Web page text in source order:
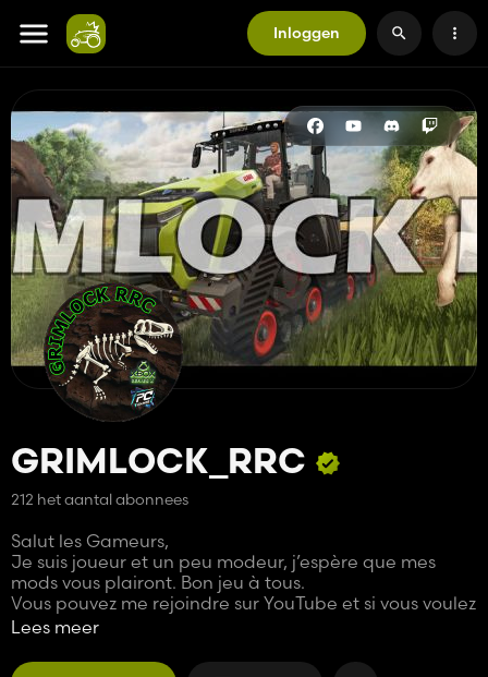
Inloggen
GRIMLOCK_RRC
212 het aantal abonnees
Salut les Gameurs,
Je suis joueur et un peu modeur, j’espère que mes
mods vous plairont. Bon jeu à tous.
Vous pouvez me rejoindre sur YouTube et si vous voulez
soutenir mon travail vous pouvez me faire un don. Je
https://www.paypal.com/donate/?
Lees meer